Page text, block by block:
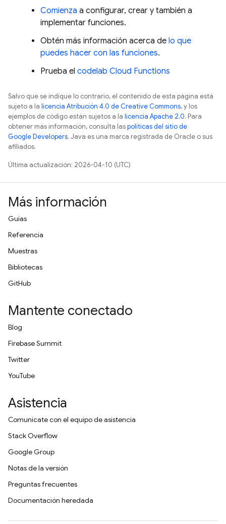
Comienza a configurar, crear y también a
implementar funciones.
Obtén más información acerca de lo que
puedes hacer con las funciones.
Prueba el codelab Cloud Functions
Salvo que se indique lo contrario, el contenido de esta página está
sujeto a la licencia Atribución 4.0 de Creative Commons, y los
ejemplos de código están sujetos a la licencia Apache 2.0. Para
obtener más información, consulta laspolíticas del sitio de
Google Developers. Java es una marca registrada de Oracle o sus
afiliados.
Última actualización: 2026-04-10 (UTC)
Más información
Guías
Referencia
Muestras
Bibliotecas
GitHub
Mantente conectado
Blog
Firebase Summit
Twitter
YouTube
Asistencia
Comunícate con el equipo de asistencia
Stack Overflow
Google Group
Notas de la versión
Preguntas frecuentes
Documentación heredada